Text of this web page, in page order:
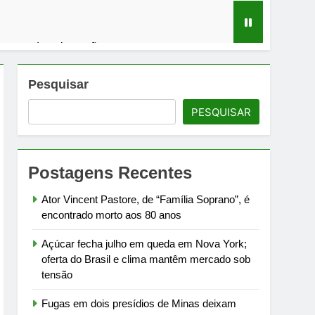
sob tensão
debate sobre infraestrutura carcerária
à meia-noite de 1º de agosto
de Estado
Pesquisar
PESQUISAR
Postagens Recentes
Ator Vincent Pastore, de “Família Soprano”, é
encontrado morto aos 80 anos
Açúcar fecha julho em queda em Nova York;
oferta do Brasil e clima mantêm mercado sob
tensão
Fugas em dois presídios de Minas deixam